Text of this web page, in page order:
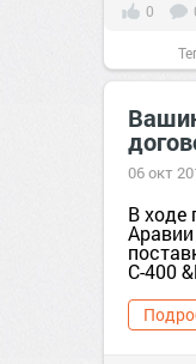
0
06 окт
В ходе
С-400